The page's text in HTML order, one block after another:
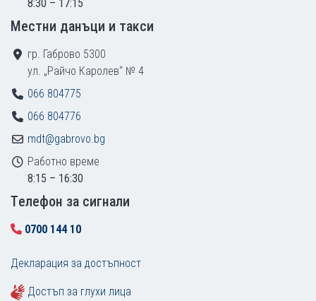
8:30 – 17:15
Местни данъци и такси
гр. Габрово 5300
ул. „Райчо Каролев“ № 4
066 804775
066 804776
mdt@gabrovo.bg
Работно време
8:15 – 16:30
Tелефон за сигнали
0700 144 10
Декларация за достъпност
Достъп за глухи лица